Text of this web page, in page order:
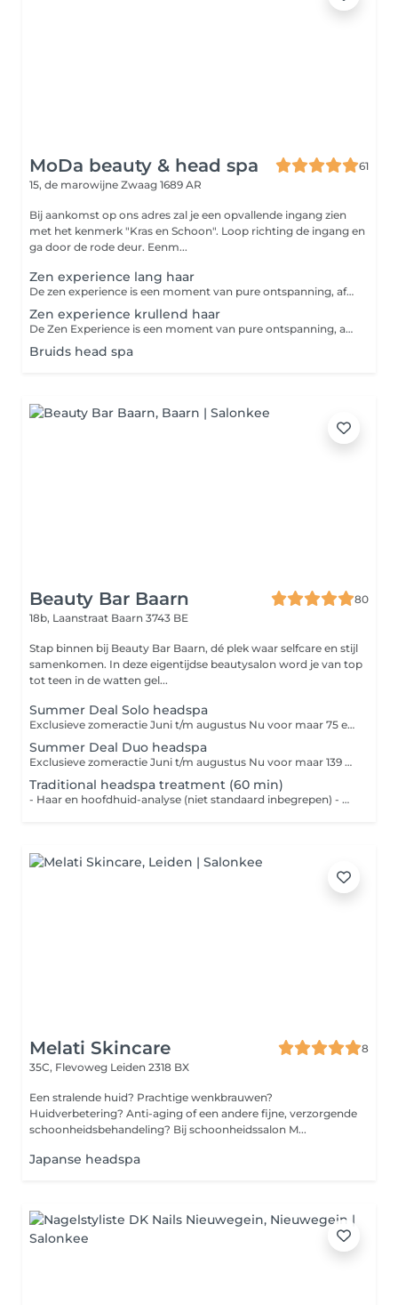
MoDa beauty & head spa
61
15, de marowijne Zwaag 1689 AR
Bij aankomst op ons adres zal je een opvallende ingang zien
met het kenmerk "Kras en Schoon". Loop richting de ingang en
ga door de rode deur. Eenm...
Zen experience lang haar
De zen experience is een moment van pure ontspanning, afgestemd op jouw haar en behoeften. Voor lang haar kan de behandeling iets langer duren, zodat elke lok de aandacht krijgt die het verdient. Zo geniet je optimaal van een verzorgende en rustgevende ervaring.
Zen experience krullend haar
De Zen Experience is een moment van pure ontspanning, afgestemd op jouw haar en behoeften. Deze behandeling is specifiek voor krullen met haartype 3A, 3B, 3C, 4A, 4B en 4C de behandeling kan wat langer duren, zodat je haar de aandacht en zorg krijgt die het nodig heeft. Zo geniet je optimaal van een verzorgende en rustgevende ervaring, speciaal afgestemd op jouw krullen.
Bruids head spa
Beauty Bar Baarn
80
18b, Laanstraat Baarn 3743 BE
Stap binnen bij Beauty Bar Baarn, dé plek waar selfcare en stijl
samenkomen. In deze eigentijdse beautysalon word je van top
tot teen in de watten gel...
Summer Deal Solo headspa
Exclusieve zomeractie Juni t/m augustus Nu voor maar 75 euro ipv 85 euro. Beperkt aantal actieplekken beschikbaar
Summer Deal Duo headspa
Exclusieve zomeractie Juni t/m augustus Nu voor maar 139 euro ipv 160 euro Beperkt aantal actieplekken beschikbaar
Traditional headspa treatment (60 min)
- Haar en hoofdhuid-analyse (niet standaard inbegrepen) - Wassen - Treatment - Hoofdmasssage - We sluiten het wasritueel standaard af met een conditioner - Handdoek droog föhnen
Melati Skincare
8
35C, Flevoweg Leiden 2318 BX
Een stralende huid? Prachtige wenkbrauwen?
Huidverbetering? Anti-aging of een andere fijne, verzorgende
schoonheidsbehandeling? Bij schoonheidssalon M...
Japanse headspa